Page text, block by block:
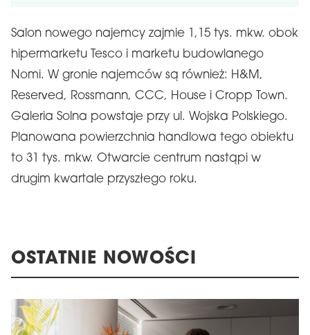
Salon nowego najemcy zajmie 1,15 tys. mkw. obok
hipermarketu Tesco i marketu budowlanego
Nomi. W gronie najemców są również: H&M,
Reserved, Rossmann, CCC, House i Cropp Town.
Galeria Solna powstaje przy ul. Wojska Polskiego.
Planowana powierzchnia handlowa tego obiektu
to 31 tys. mkw. Otwarcie centrum nastąpi w
drugim kwartale przyszłego roku.
OSTATNIE NOWOŚCI